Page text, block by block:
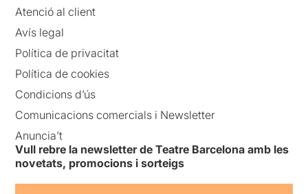
Atenció al client
Avís legal
Política de privacitat
Política de cookies
Condicions d’ús
Comunicacions comercials i Newsletter
Anuncia’t
Vull rebre la newsletter de Teatre Barcelona amb les
novetats, promocions i sorteigs